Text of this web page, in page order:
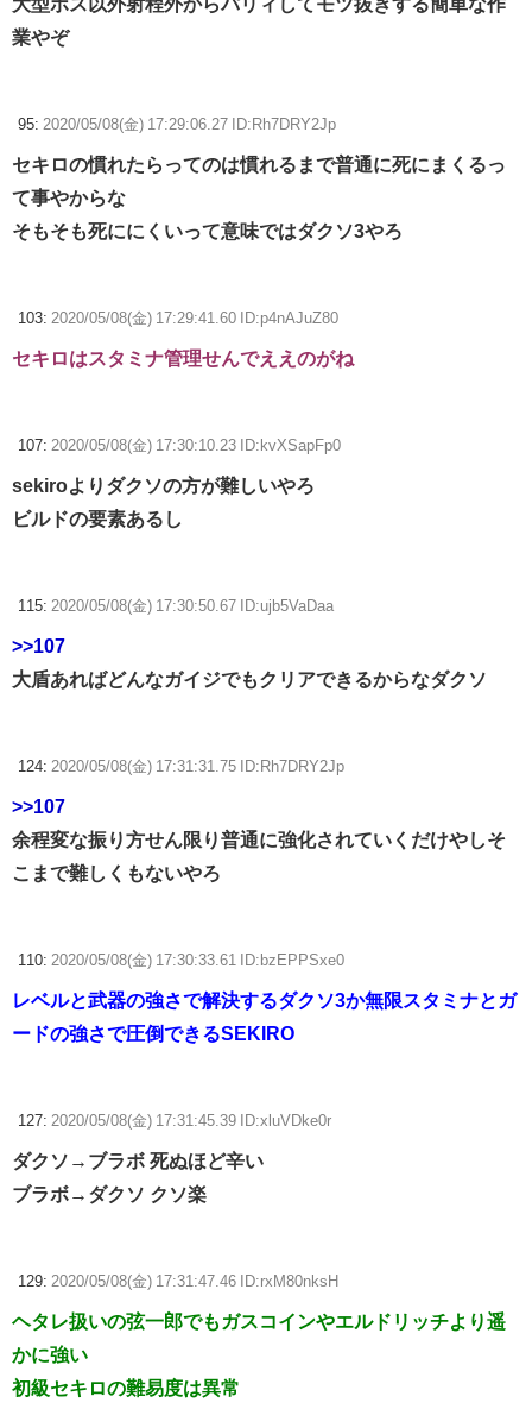
大型ボス以外射程外からパリィしてモツ抜きする簡単な作
業やぞ
95: 2020/05/08(金) 17:29:06.27 ID:Rh7DRY2Jp
セキロの慣れたらってのは慣れるまで普通に死にまくるっ
て事やからな
そもそも死ににくいって意味ではダクソ3やろ
103: 2020/05/08(金) 17:29:41.60 ID:p4nAJuZ80
セキロはスタミナ管理せんでええのがね
107: 2020/05/08(金) 17:30:10.23 ID:kvXSapFp0
sekiroよりダクソの方が難しいやろ
ビルドの要素あるし
115: 2020/05/08(金) 17:30:50.67 ID:ujb5VaDaa
>>107
大盾あればどんなガイジでもクリアできるからなダクソ
124: 2020/05/08(金) 17:31:31.75 ID:Rh7DRY2Jp
>>107
余程変な振り方せん限り普通に強化されていくだけやしそ
こまで難しくもないやろ
110: 2020/05/08(金) 17:30:33.61 ID:bzEPPSxe0
レベルと武器の強さで解決するダクソ3か無限スタミナとガ
ードの強さで圧倒できるSEKIRO
127: 2020/05/08(金) 17:31:45.39 ID:xluVDke0r
ダクソ→ブラボ 死ぬほど辛い
ブラボ→ダクソ クソ楽
129: 2020/05/08(金) 17:31:47.46 ID:rxM80nksH
ヘタレ扱いの弦一郎でもガスコインやエルドリッチより遥
かに強い
初級セキロの難易度は異常